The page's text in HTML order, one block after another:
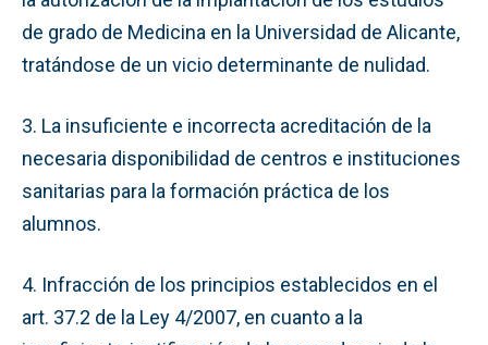
de grado de Medicina en la Universidad de Alicante,
tratándose de un vicio determinante de nulidad.
3. La insuficiente e incorrecta acreditación de la
necesaria disponibilidad de centros e instituciones
sanitarias para la formación práctica de los
alumnos.
4. Infracción de los principios establecidos en el
art. 37.2 de la Ley 4/2007, en cuanto a la